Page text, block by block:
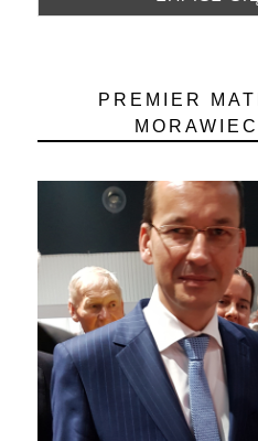
PREMIER